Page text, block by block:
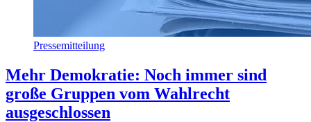
Pressemitteilung
Mehr Demokratie: Noch immer sind
große Gruppen vom Wahlrecht
ausgeschlossen